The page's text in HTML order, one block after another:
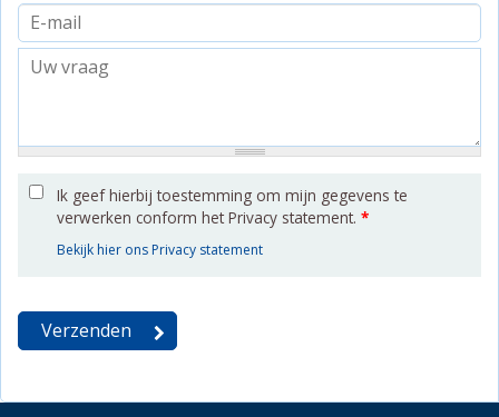
Ik geef hierbij toestemming om mijn gegevens te
verwerken conform het Privacy statement. *
Bekijk hier ons Privacy statement